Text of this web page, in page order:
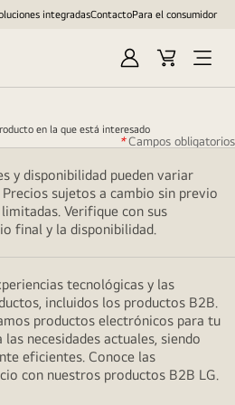
integradasContactoPara el consumidor
Iniciar
sesión
Cesta
de
Abrir
menú
en la que está interesado
*Campos obligatorios
y disponibilidad pueden variar
sujetos a cambio sin previo
Verifique con sus
final y la disponibilidad.
tecnológicas y las
incluidos los productos B2B.
productos electrónicos para tu
necesidades actuales, siendo
eficientes. Conoce las
con nuestros productos B2B LG.